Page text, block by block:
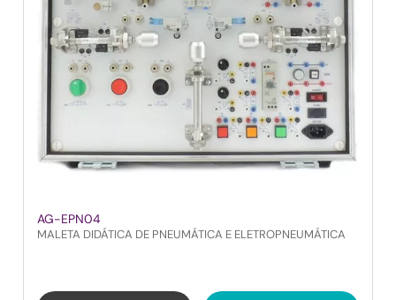
AG-EPN04
MALETA DIDÁTICA DE PNEUMÁTICA E ELETROPNEUMÁTICA